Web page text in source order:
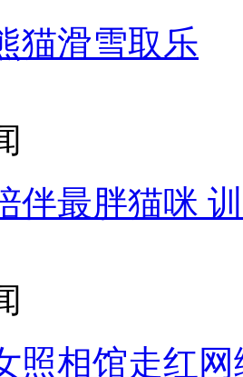
猫滑雪取乐
伴最胖猫咪
照相馆走红网